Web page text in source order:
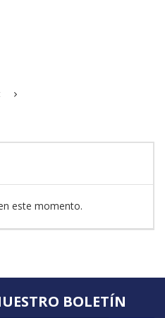
este momento.
BOLETÍN